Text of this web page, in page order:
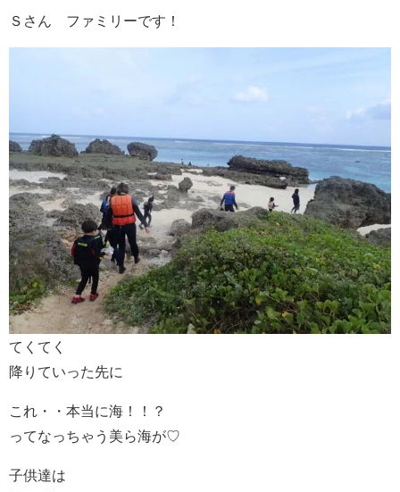
Ｓさん ファミリーです！
てくてく
降りていった先に
これ・・本当に海！！？
ってなっちゃう美ら海が♡
子供達は